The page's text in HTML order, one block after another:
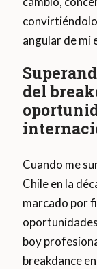
convirtiéndolo
angular de mi
del
Cuando me
Chile en la
marcado por
boy
breakdance